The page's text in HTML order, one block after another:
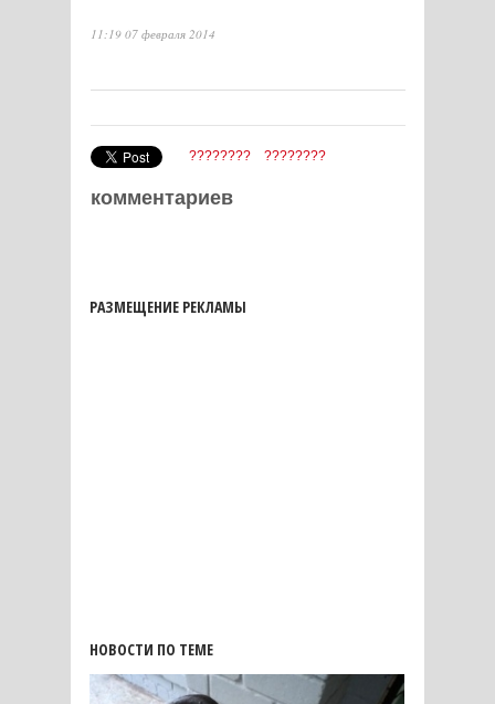
11:19 07 февраля 2014
???????? ????????
комментариев
РАЗМЕЩЕНИЕ РЕКЛАМЫ
НОВОСТИ ПО ТЕМЕ